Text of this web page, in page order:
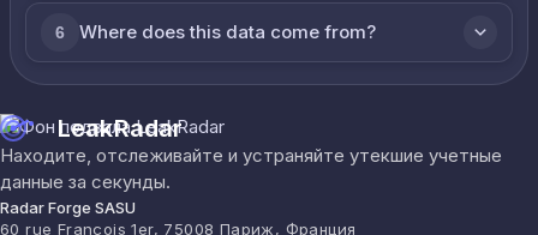
6 Where does this data come from?
LeakRadar
Находите, отслеживайте и устраняйте утекшие учетные
данные за секунды.
Radar Forge SASU
60 rue François 1er, 75008 Париж, Франция